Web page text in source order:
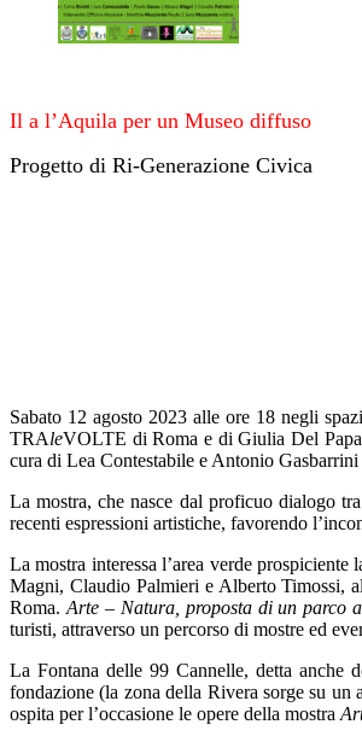
Il a l’Aquila per un Museo diffuso
Progetto di Ri-Generazione Civica
Sabato 12 agosto 2023 alle ore 18 negli
TRAleVOLTE di Roma e di Giulia Del
cura di Lea Contestabile e Antonio
La mostra, che nasce dal proficuo dialogo
recenti espressioni artistiche, favorendo
La mostra interessa l’area verde
Magni, Claudio Palmieri e Alberto Timossi,
Roma. Arte – Natura, proposta di un parco
turisti, attraverso un percorso di mostre ed
La Fontana delle 99 Cannelle, detta anche
fondazione (la zona della Rivera sorge su un
ospita per l’occasione le opere della mostra